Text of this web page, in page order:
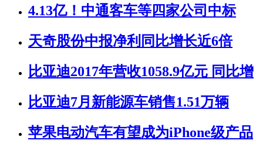
4.13亿！中通客车等四家公司中标
天奇股份中报净利同比增长近6倍
比亚迪2017年营收1058.9亿元 同比增
比亚迪7月新能源车销售1.51万辆
苹果电动汽车有望成为iPhone级产品